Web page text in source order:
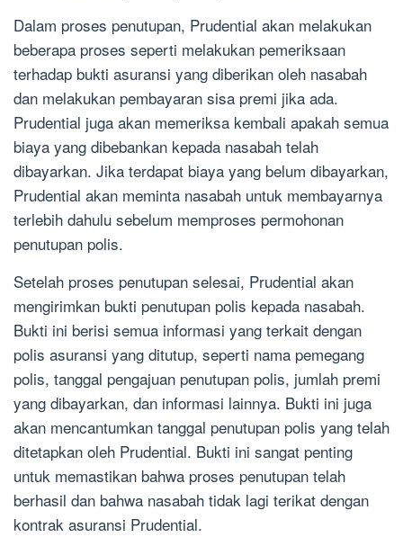
Dalam proses penutupan, Prudential akan melakukan
beberapa proses seperti melakukan pemeriksaan
terhadap bukti asuransi yang diberikan oleh nasabah
dan melakukan pembayaran sisa premi jika ada.
Prudential juga akan memeriksa kembali apakah semua
biaya yang dibebankan kepada nasabah telah
dibayarkan. Jika terdapat biaya yang belum dibayarkan,
Prudential akan meminta nasabah untuk membayarnya
terlebih dahulu sebelum memproses permohonan
penutupan polis.
Setelah proses penutupan selesai, Prudential akan
mengirimkan bukti penutupan polis kepada nasabah.
Bukti ini berisi semua informasi yang terkait dengan
polis asuransi yang ditutup, seperti nama pemegang
polis, tanggal pengajuan penutupan polis, jumlah premi
yang dibayarkan, dan informasi lainnya. Bukti ini juga
akan mencantumkan tanggal penutupan polis yang telah
ditetapkan oleh Prudential. Bukti ini sangat penting
untuk memastikan bahwa proses penutupan telah
berhasil dan bahwa nasabah tidak lagi terikat dengan
kontrak asuransi Prudential.